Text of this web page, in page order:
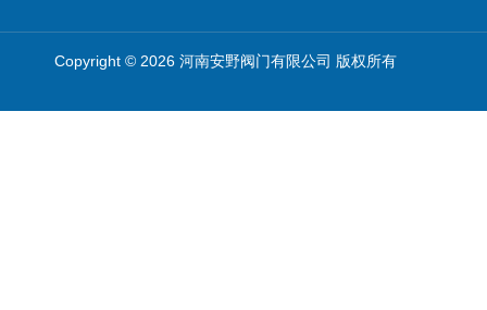
Copyright © 2026 河南安野阀门有限公司 版权所有